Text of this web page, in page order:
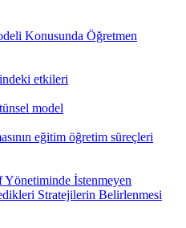
Konusunda Öğretmen
etkileri
model
eğitim öğretim süreçleri
Yönetiminde İstenmeyen
Stratejilerin Belirlenmesi